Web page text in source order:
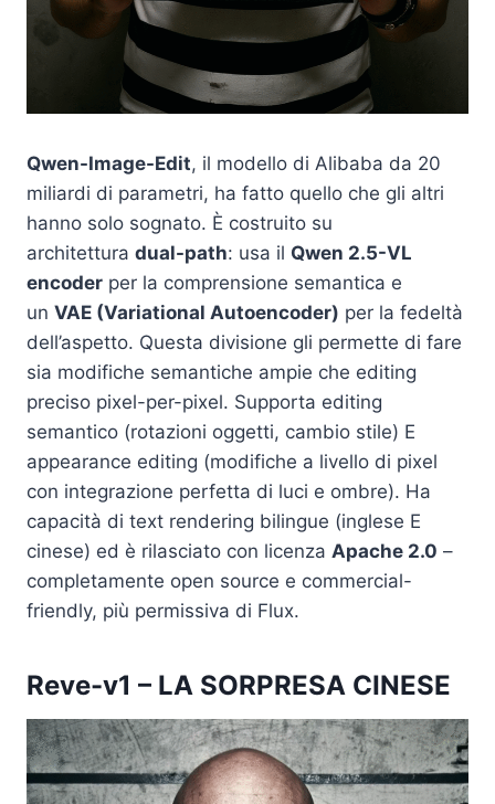
Qwen-Image-Edit, il modello di Alibaba da 20
miliardi di parametri, ha fatto quello che gli altri
hanno solo sognato. È costruito su
architettura dual-path: usa il Qwen 2.5-VL
encoder per la comprensione semantica e
un VAE (Variational Autoencoder) per la fedeltà
dell’aspetto. Questa divisione gli permette di fare
sia modifiche semantiche ampie che editing
preciso pixel-per-pixel. ​ Supporta editing
semantico (rotazioni oggetti, cambio stile) E
appearance editing (modifiche a livello di pixel
con integrazione perfetta di luci e ombre). Ha
capacità di text rendering bilingue (inglese E
cinese) ed è rilasciato con licenza Apache 2.0 –
completamente open source e commercial-
friendly, più permissiva di Flux.
Reve-v1 – LA SORPRESA CINESE​